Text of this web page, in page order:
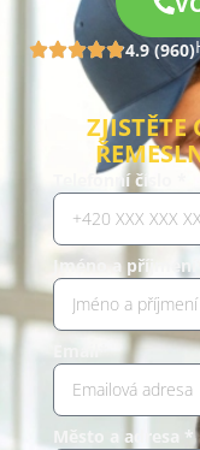
4.9 (960)
Telefonní číslo *
Jméno a příjmení*
Město a adresa *